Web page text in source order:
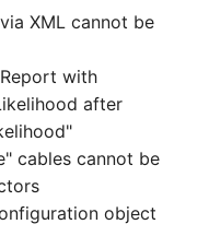
Clustermitgliedschaften
Controller
CPU
Dateizuweisung
FC-Switch
Flugzeug
Gebäude
Host
Signal-Slot System
DIY Daten-Import
Dashboard Widget
XML cannot be
with
after
cables cannot be
object